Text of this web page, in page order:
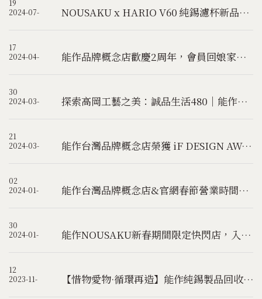
19
2024-07-
17
NOUSAKU x HARIO V60 純錫濾杯新品發表手沖體驗活動《⠷ 特邀講師 VV Café 學長》
2024-04-
30
能作品牌概念店歡慶2周年，會員回娘家，感恩回饋優惠活動！
2024-03-
21
探索高岡工藝之美：誠品生活480｜能作NOUSAKU期間限定快閃店
2024-03-
02
能作台灣品牌概念店榮獲 iF DESIGN AWARD 2024 iF設計大獎國際殊榮！
2024-01-
30
能作台灣品牌概念店&官網春節營業時間及出貨日調整
2024-01-
12
能作NOUSAKU新春期間限定快閃店，入駐食尚地標-春大直chunplace
2023-11- 【惜物愛物·循環再造】能作純錫製品回收再生計畫